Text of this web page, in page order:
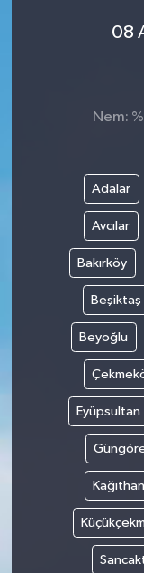
08
Nem:
Adalar
Avcılar
Bakırköy
Beşiktaş
Beyoğlu
Eyüpsultan